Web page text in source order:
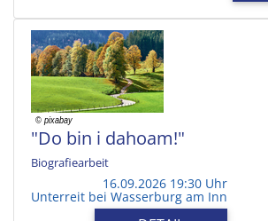
"Do bin i dahoam!"
Biografiearbeit
16.09.2026 19:30 Uhr
Unterreit bei Wasserburg am Inn